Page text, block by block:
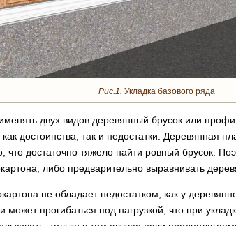
Рис.1. Укладка базового ряда
двух видов деревянный брусок или
как достоинства, так и недостатки. Деревянная
что достаточно тяжело найти ровный брусок.
либо предварительно выравнивать
не обладает недостатком, как у
может прогибаться под нагрузкой, что при